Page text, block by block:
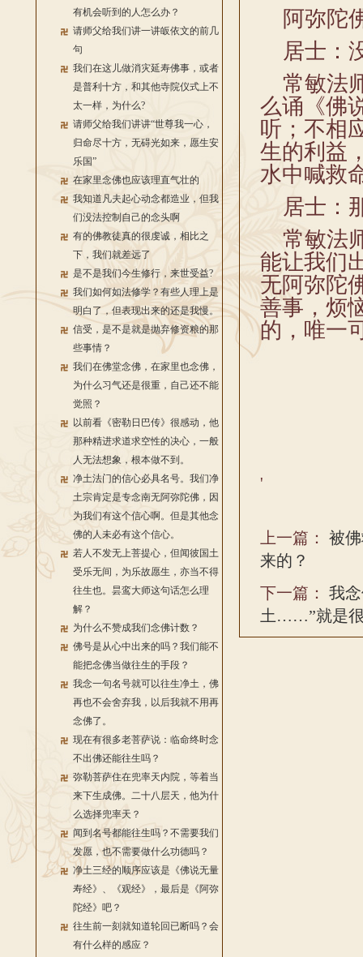
有机会听到的人怎么办？
请师父给我们讲一讲皈依文的前几
句
我们在这儿做消灾延寿佛事，或者
是普利十方，和其他寺院仪式上不
太一样，为什么?
请师父给我们讲讲“世尊我一心，
归命尽十方，无碍光如来，愿生安
乐国”
在家里念佛也应该理直气壮的
我知道凡夫起心动念都造业，但我
们没法控制自己的念头啊
有的佛教徒真的很虔诚，相比之
下，我们就差远了
是不是我们今生修行，来世受益?
我们如何如法修学？有些人理上是
明白了，但表现出来的还是我慢。
信受，是不是就是抛弃修资粮的那
些事情？
我们在佛堂念佛，在家里也念佛，
为什么习气还是很重，自己还不能
觉照？
以前看《密勒日巴传》很感动，他
那种精进求道求空性的决心，一般
人无法想象，根本做不到。
净土法门的信心必具名号。我们净
土宗肯定是专念南无阿弥陀佛，因
为我们有这个信心啊。但是其他念
佛的人未必有这个信心。
若人不发无上菩提心，但闻彼国土
受乐无间，为乐故愿生，亦当不得
往生也。昙鸾大师这句话怎么理
解？
为什么不赞成我们念佛计数？
佛号是从心中出来的吗？我们能不
能把念佛当做往生的手段？
我念一句名号就可以往生净土，佛
再也不会舍弃我，以后我就不用再
念佛了。
现在有很多老菩萨说：临命终时念
不出佛还能往生吗？
弥勒菩萨住在兜率天内院，等着当
来下生成佛。二十八层天，他为什
么选择兜率天？
闻到名号都能往生吗？不需要我们
发愿，也不需要做什么功德吗？
净土三经的顺序应该是《佛说无量
寿经》、《观经》，最后是《阿弥
陀经》吧？
往生前一刻就知道轮回已断吗？会
有什么样的感应？
阿弥陀
居士：
常敏法
么诵《佛
听；不相
生的利益
水中喊救
居士：
常敏法
能让我们
无阿弥陀
善事，烦
的，唯一
'
上一篇： 被
来的？
下一篇： 我
土……”就是很